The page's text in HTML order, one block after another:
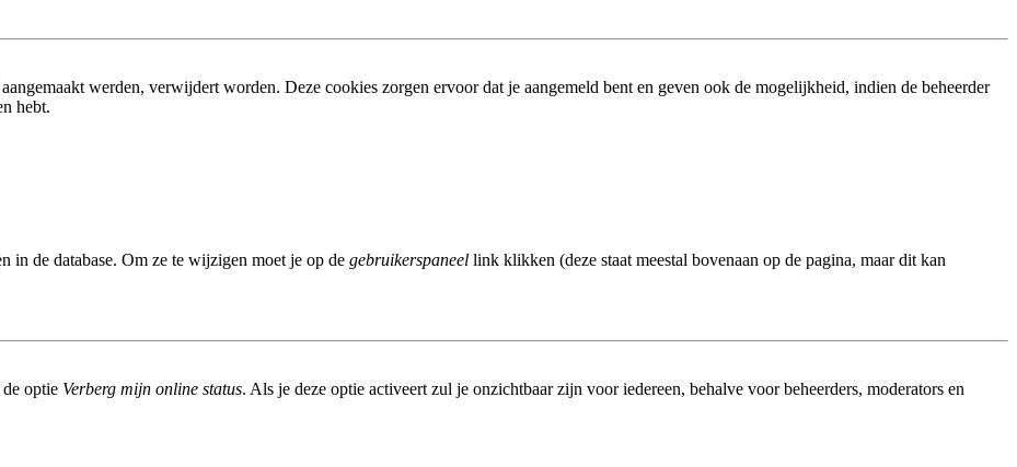
werden, verwijdert worden. Deze cookies zorgen ervoor dat je aangemeld bent en geven ook de mogelijkheid, indien de beheerder
hebt.
in de database. Om ze te wijzigen moet je op de gebruikerspaneel link klikken (deze staat meestal bovenaan op de pagina, maar dit kan
optie Verberg mijn online status. Als je deze optie activeert zul je onzichtbaar zijn voor iedereen, behalve voor beheerders, moderators en